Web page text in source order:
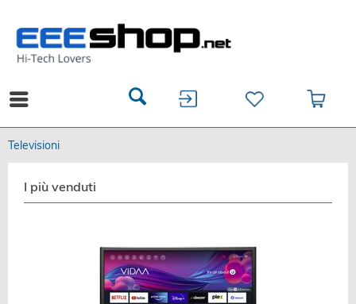
Televisioni
I più venduti